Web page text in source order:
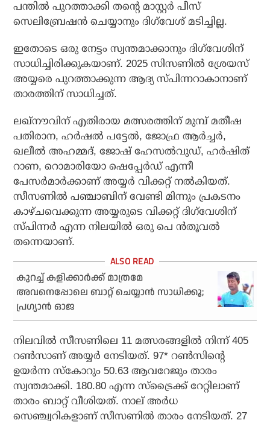
പന്തില്‍ പുറത്താക്കി തന്റെ മാസ്റ്റര്‍ പീസ്
സെലിബ്രേഷന്‍ ചെയ്യാനും ദിഗ്‌വേശ് മടിച്ചില്ല.
ഇതോടെ ഒരു നേട്ടം സ്വന്തമാക്കാനും ദിഗ്‌വേശിന്
സാധിച്ചിരിക്കുകയാണ്. 2025 സിസണില്‍ ശ്രേയസ്
അയ്യരെ പുറത്താക്കുന്ന ആദ്യ സ്പിന്നറാകാനാണ്
താരത്തിന് സാധിച്ചത്.
ലഖ്‌നൗവിന് എതിരായ മത്സരത്തിന് മുമ്പ് മതീഷ
പതിരാന, ഹര്‍ഷല്‍ പട്ടേല്‍, ജോഫ്ര ആര്‍ച്ചര്‍,
ഖലീല്‍ അഹമ്മദ്, ജോഷ് ഹേസല്‍വുഡ്, ഹര്‍ഷിത്
റാണ, റൊമാരിയോ ഷെപ്പേര്‍ഡ് എന്നീ
പേസര്‍മാര്‍ക്കാണ് അയ്യര്‍ വിക്കറ്റ് നല്‍കിയത്.
സീസണില്‍ പഞ്ചാബിന് വേണ്ടി മിന്നും പ്രകടനം
കാഴ്ചവെക്കുന്ന അയ്യരുടെ വിക്കറ്റ് ദിഗ്‌വേശിന്
സ്പിന്നര്‍ എന്ന നിലയില്‍ ഒരു പെ ന്‍തൂവല്‍
തന്നെയാണ്.
കുറച്ച് കളിക്കാര്‍ക്ക് മാത്രമേ
അവനെപ്പോലെ ബാറ്റ് ചെയ്യാന്‍ സാധിക്കൂ;
പ്രഗ്യാന്‍ ഓജ
നിലവില്‍ സീസണിലെ 11 മത്സരങ്ങളില്‍ നിന്ന് 405
റണ്‍സാണ് അയ്യര്‍ നേടിയത്. 97* റണ്‍സിന്റെ
ഉയര്‍ന്ന സ്‌കോറും 50.63 ആവറേജും താരം
സ്വന്തമാക്കി. 180.80 എന്ന സ്‌ട്രൈക്ക് റേറ്റിലാണ്
താരം ബാറ്റ് വീശിയത്. നാല് അര്‍ധ
സെഞ്ച്വറികളാണ് സീസണില്‍ താരം നേടിയത്. 27